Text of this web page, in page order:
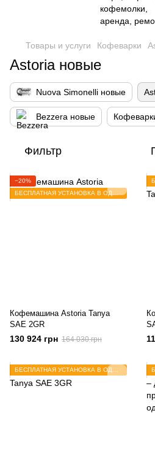
Товары и услуги Кофеварки
Astoria новые
Nuova Simonelli новые
Bezzera новые
Фильтр
−20%
Кофемашина Astoria Tanya
SAE 2GR
130 924 грн 164 030 грн